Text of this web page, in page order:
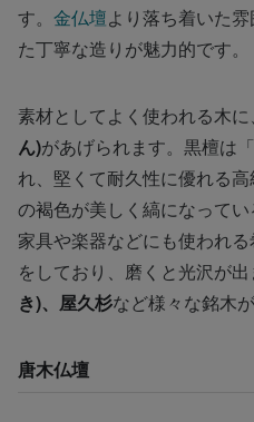
す。 金仏壇より落ち着いた
た丁寧な造りが魅力的です。
素材としてよく使われる木に、
ん)があげられます。黒檀は
れ、堅くて耐久性に優れる
の褐色が美しく縞になって
家具や楽器などにも使われ
をしており、磨くと光沢が出
き)、屋久杉など様々な銘木
唐木仏壇